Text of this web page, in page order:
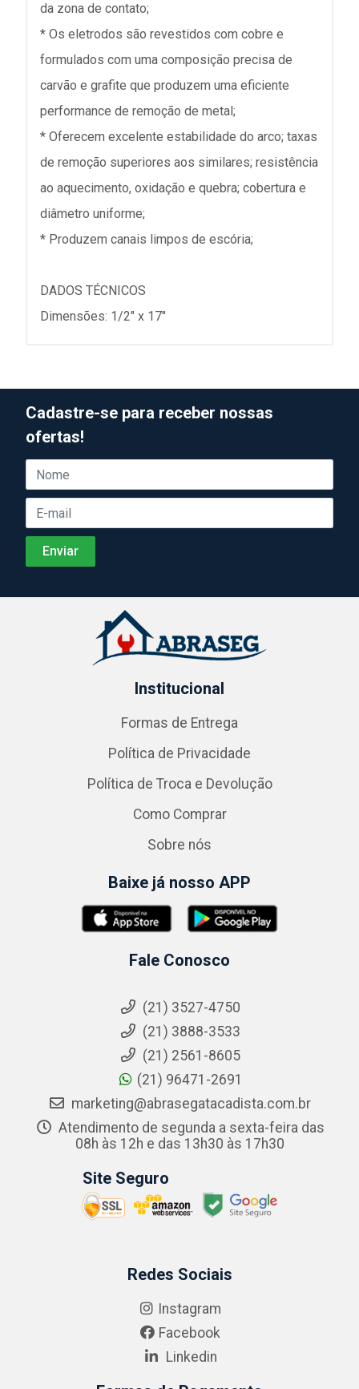
da zona de contato;
* Os eletrodos são revestidos com cobre e
formulados com uma composição precisa de
carvão e grafite que produzem uma eficiente
performance de remoção de metal;
* Oferecem excelente estabilidade do arco; taxas
de remoção superiores aos similares; resistência
ao aquecimento, oxidação e quebra; cobertura e
diâmetro uniforme;
* Produzem canais limpos de escória;
DADOS TÉCNICOS
Dimensões: 1/2" x 17"
Cadastre-se para receber nossas
ofertas!
Institucional
Formas de Entrega
Política de Privacidade
Política de Troca e Devolução
Como Comprar
Sobre nós
Baixe já nosso APP
Fale Conosco
(21) 3527-4750
(21) 3888-3533
(21) 2561-8605
(21) 96471-2691
marketing@abrasegatacadista.com.br
Atendimento de segunda a sexta-feira das
08h às 12h e das 13h30 às 17h30
Site Seguro
Redes Sociais
Instagram
Facebook
Linkedin